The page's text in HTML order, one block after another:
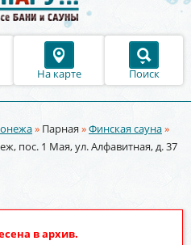
На карте Поиск
» Парная»Финская сауна»
пос. 1 Мая, ул. Алфавитная, д. 37
в архив.